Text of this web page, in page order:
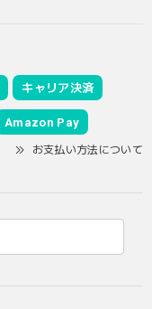
キャリア決済
Amazon Pay
お支払い方法について